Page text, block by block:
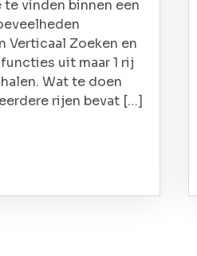
vinden binnen een
Verticaal Zoeken en
uit maar 1 rij
Wat te doen
rijen bevat […]